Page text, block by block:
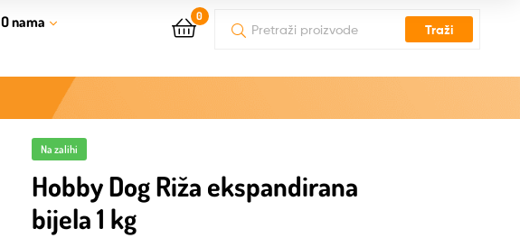
O nama 0
Traži
Na zalihi
Hobby Dog Riža ekspandirana
bijela 1 kg